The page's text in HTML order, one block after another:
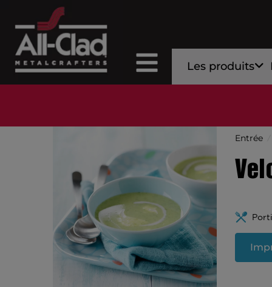
Les produits
Entrée